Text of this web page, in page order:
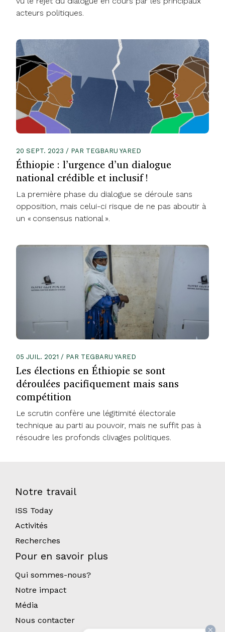
acteurs politiques.
20 SEPT. 2023 / PAR TEGBARU YARED
Éthiopie : l’urgence d’un dialogue
national crédible et inclusif !
La première phase du dialogue se déroule sans
opposition, mais celui-ci risque de ne pas aboutir à
un « consensus national ».
05 JUIL. 2021 / PAR TEGBARU YARED
Les élections en Éthiopie se sont
déroulées pacifiquement mais sans
compétition
Le scrutin confère une légitimité électorale
technique au parti au pouvoir, mais ne suffit pas à
résoudre les profonds clivages politiques.
Notre travail
ISS Today
Activités
Recherches
Pour en savoir plus
Qui sommes-nous?
Notre impact
Média
Nous contacter